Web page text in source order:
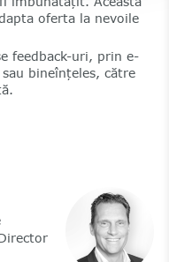
oferta la nevoile
feedback-uri, prin e-
sau bineînțeles, către